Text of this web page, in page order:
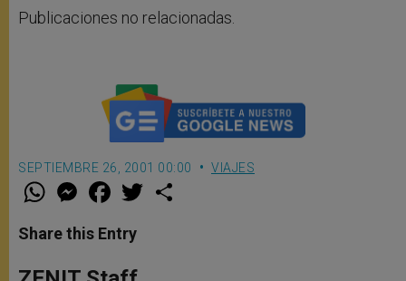
Publicaciones no relacionadas.
SEPTIEMBRE 26, 2001 00:00 VIAJES
W
t
s
p
M
e
s
e
g
F
a
e
b
o
w
Share this Entry